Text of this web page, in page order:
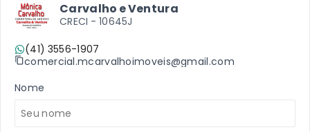
Carvalho e Ventura
CRECI - 10645J
(41) 3556-1907
comercial.mcarvalhoimoveis@gmail.com
Nome